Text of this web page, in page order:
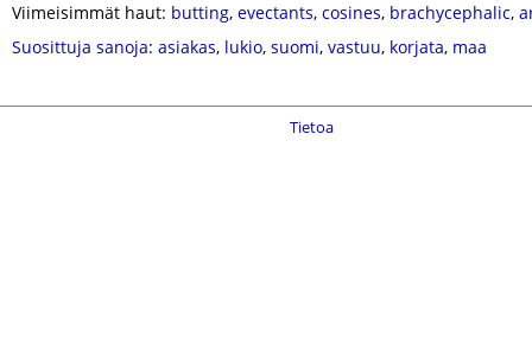
Viimeisimmät haut: butting, evectants, cosines, brachycephalic,
Suosittuja sanoja: asiakas, lukio, suomi, vastuu, korjata, maa
Tietoa